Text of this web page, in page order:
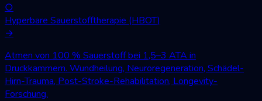
○
Hyperbare Sauerstofftherapie (HBOT)
→
Atmen von 100 % Sauerstoff bei 1,5–3 ATA in
Druckkammern. Wundheilung, Neuroregeneration, Schädel-
Hirn-Trauma, Post-Stroke-Rehabilitation, Longevity-
Forschung.